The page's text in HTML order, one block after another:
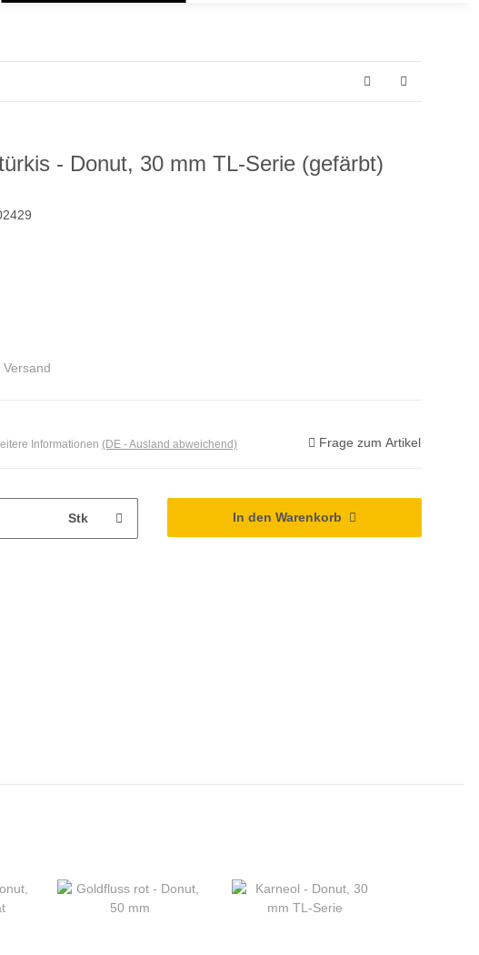
- Donut, 30 mm TL-Serie (gefärbt)
Versand
Informationen (DE - Ausland abweichend) Frage zum Artikel
Stk In den Warenkorb